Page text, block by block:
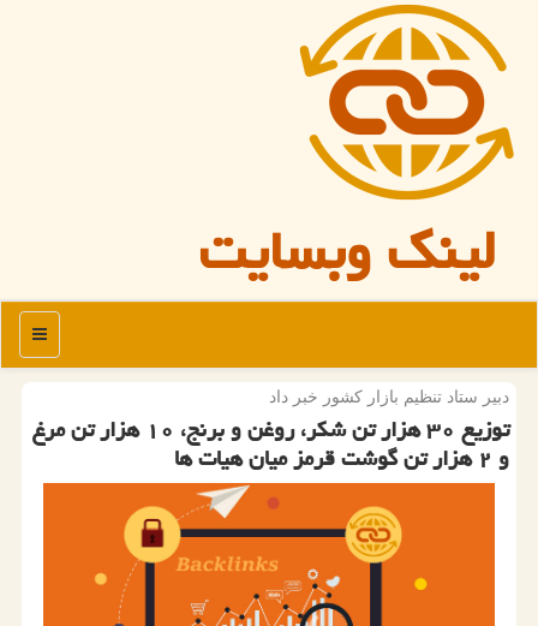
لینک وبسایت
منو
دبیر ستاد تنظیم بازار كشور خبر داد
توزیع ۳۰ هزار تن شكر، روغن و برنج، ۱۰ هزار تن مرغ
و ۲ هزار تن گوشت قرمز میان هیات ها